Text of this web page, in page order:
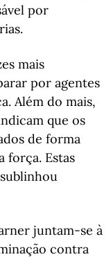
por
mais
por agentes
Além do mais,
que os
de forma
força. Estas
juntam-se à
contra